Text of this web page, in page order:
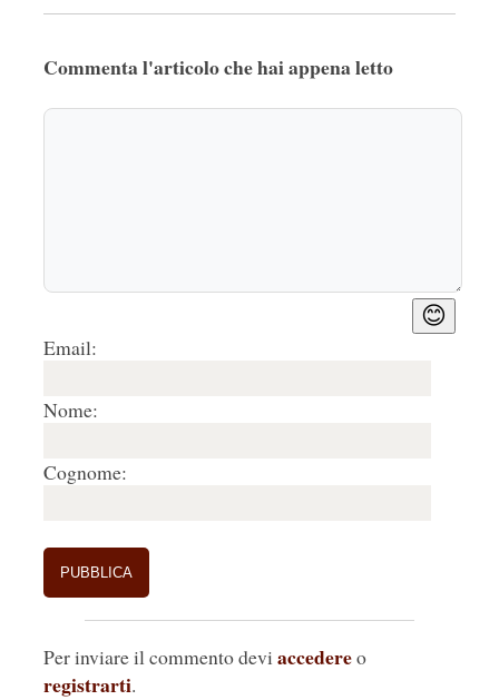
Commenta l'articolo che hai appena letto
😊
Email:
Nome:
Cognome:
Per inviare il commento devi accedereo
registrarti.